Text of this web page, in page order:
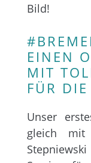
Bild!
EINEN
MIT
FÜR DIE
Unser
gleich